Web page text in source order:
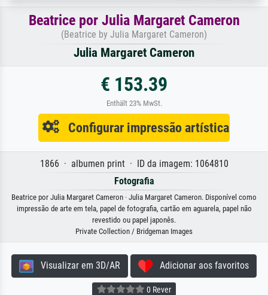
Beatrice por Julia Margaret Cameron
(Beatrice by Julia Margaret Cameron)
Julia Margaret Cameron
€ 153.39
Enthält 23% MwSt.
Configurar impressão artística
1866 · albumen print · ID da imagem: 1064810
Fotografia
Beatrice por Julia Margaret Cameron · Julia Margaret Cameron. Disponível como
impressão de arte em tela, papel de fotografia, cartão em aguarela, papel não
revestido ou papel japonês.
Private Collection / Bridgeman Images
Visualizar em 3D/AR Adicionar aos favoritos
0 Rever